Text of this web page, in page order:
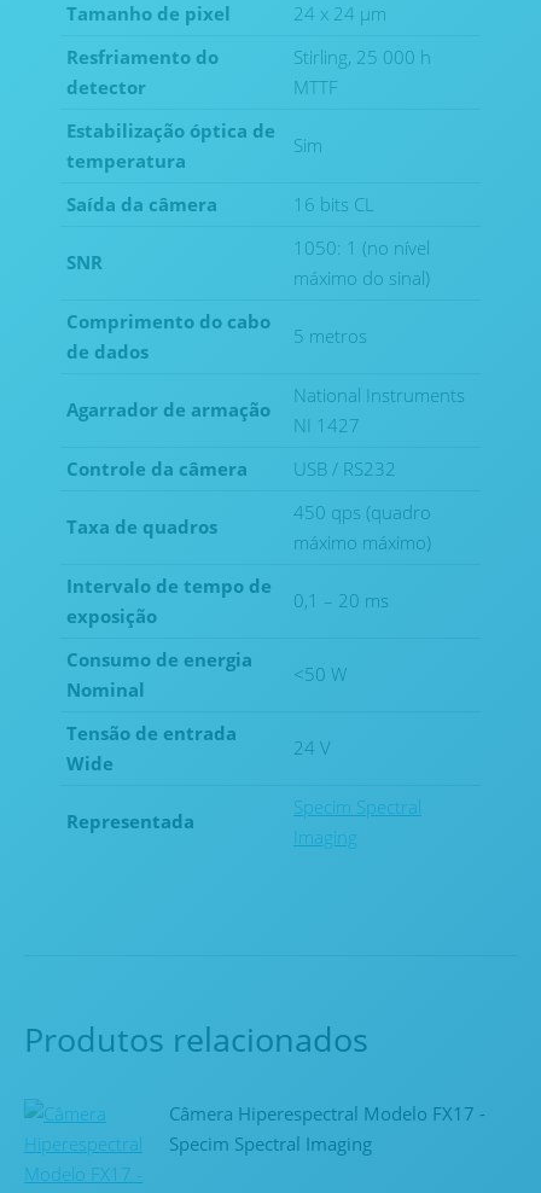
Tamanho de pixel
24 x 24 µm
Resfriamento do
detector
Stirling, 25 000 h
MTTF
Estabilização óptica de
temperatura
Sim
Saída da câmera 16 bits CL
SNR
1050: 1 (no nível
máximo do sinal)
Comprimento do cabo
de dados
5 metros
Agarrador de armação
National Instruments
NI 1427
Controle da câmera
USB / RS232
Taxa de quadros
450 qps (quadro
máximo máximo)
Intervalo de tempo de
exposição
0,1 – 20 ms
Consumo de energia
Nominal
<50 W
Tensão de entrada
Wide
24 V
Representada
Specim Spectral
Imaging
Produtos relacionados
Câmera Hiperespectral Modelo FX17 -
Specim Spectral Imaging